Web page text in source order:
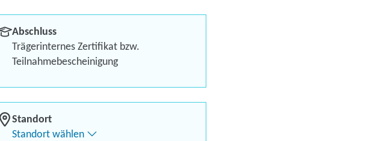
Berufliches Profil optimieren
Bis zu 100 % Förderung
Flexibel dank Live-Online-Trainings
Abschluss
Trägerinternes Zertifikat bzw.
Teilnahmebescheinigung
Standort
Standort wählen